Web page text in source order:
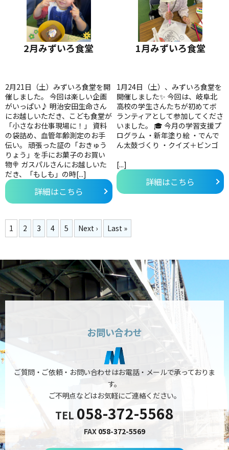
2月みずいろ食堂
2月21日（土）みずいろ食堂を開
催しました。 今回は楽しい企画
がいっぱい♪ 明治安田生命さん
にお越しいただき、こども食堂が
「小さなお仕事現場に！」 資料
の袋詰め、血管年齢測定のお手
伝い。 頑張った証の「おきゅう
りょう」を手にお菓子のお買い
物🍭 ガスパルさんにお越しいた
だき、「もしも」の時[...]
詳細はこちら
1月みずいろ食堂
1月24日（土）、みずいろ食堂を
開催しました✨ 今回は、岐阜北
高校の学生さんたちが初めてボ
ランティアとして参加してくださ
いました。 🎓 今月の学習支援プ
ログラム ・新年塗り絵 ・でんで
ん太鼓づくり ・クイズ＋ビンゴ
[...]
詳細はこちら
1 2 3 4 5 Next › Last »
お問い合わせ
ご質問・ご依頼・お問い合わせはお電話・メールで承っておりま
す。
ご不明点などはお気軽にご連絡ください。
TEL 058-372-5568
FAX 058-372-5569